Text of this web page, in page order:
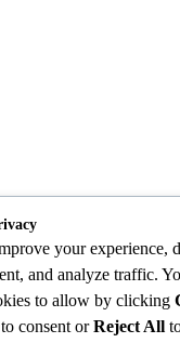
your experience,
and analyze traffic.
to allow by clicking
to consent orReject All